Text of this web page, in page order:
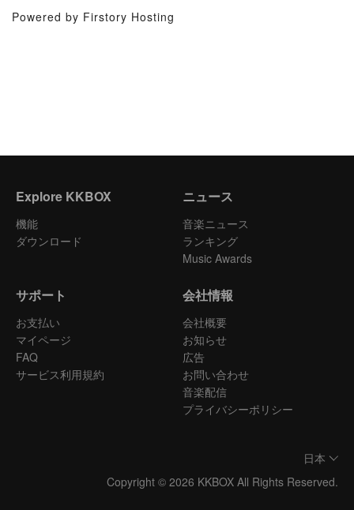
Powered by Firstory Hosting
Explore KKBOX
機能
ダウンロード
ニュース
音楽ニュース
ランキング
Music Awards
サポート
お支払い
マイページ
FAQ
サービス利用規約
会社情報
会社概要
お知らせ
広告
お問い合わせ
音楽配信
プライバシーポリシー
日本
Copyright © 2026 KKBOX All Rights Reserved.